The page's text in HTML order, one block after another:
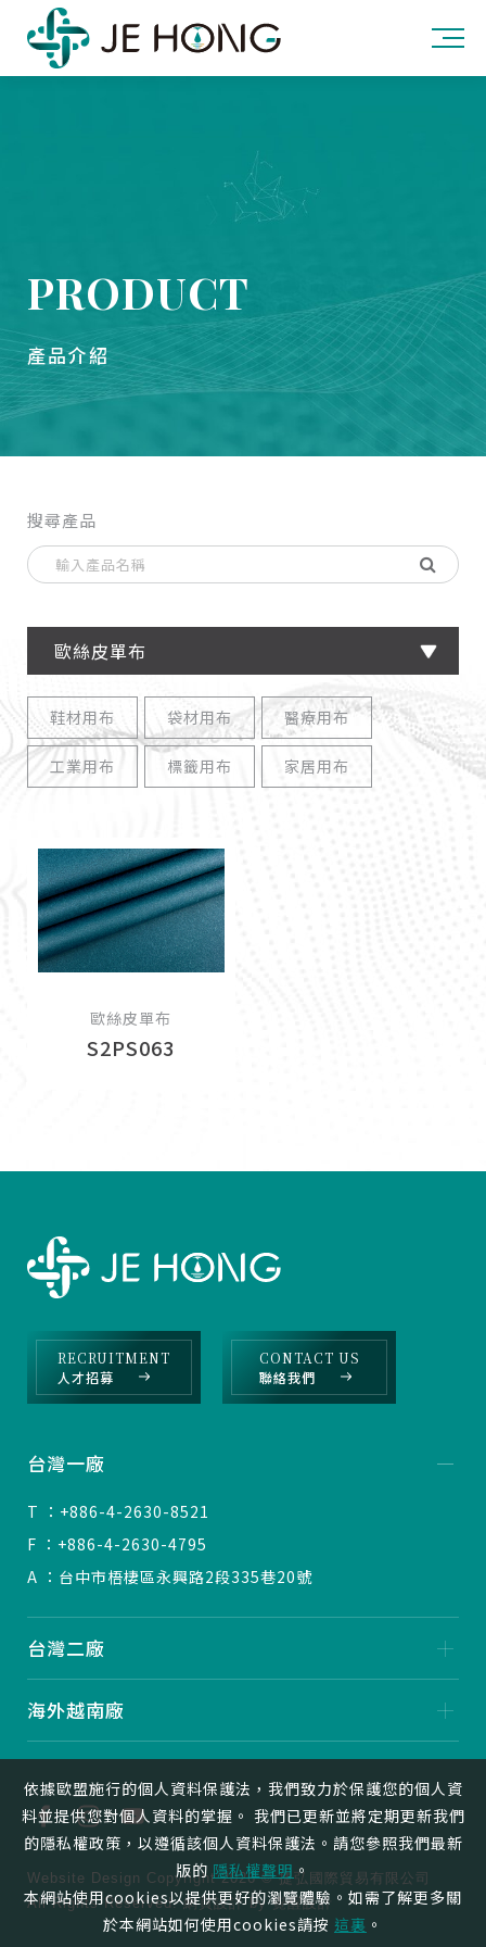
PRODUCT
產品介紹
搜尋產品
歐絲皮單布
鞋材用布 袋材用布 醫療用布
工業用布 標籤用布 家居用布
歐絲皮單布
S2PS063
RECRUITMENT
人才招募
CONTACT US
聯絡我們
台灣一廠
T ：+886-4-2630-8521
F ：+886-4-2630-4795
A ：台中市梧棲區永興路2段335巷20號
台灣二廠
海外越南廠
Website Design Copyright 2026 © 捷弘國際貿易有限公司
All Rights Reserved.網頁設計by覺醒設計
依據歐盟施行的個人資料保護法，我們致力於保護您的個人資
料並提供您對個人資料的掌握。 我們已更新並將定期更新我們
的隱私權政策，以遵循該個人資料保護法。請您參照我們最新
版的隱私權聲明。
本網站使用cookies以提供更好的瀏覽體驗。如需了解更多關
於本網站如何使用cookies請按 這裏 。